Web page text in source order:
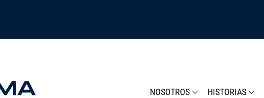
NOSOTROS HISTORIAS